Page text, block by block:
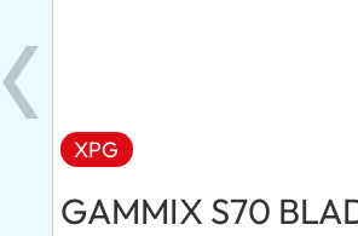
XPG
GAMMIX S70